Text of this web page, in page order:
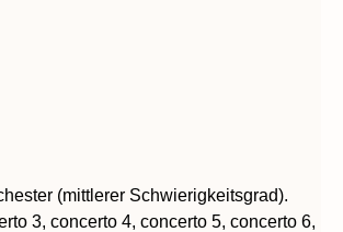
(mittlerer Schwierigkeitsgrad).
3, concerto 4, concerto 5, concerto 6,